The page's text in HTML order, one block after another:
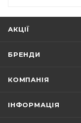
АКЦІЇ
БРЕНДИ
КОМПАНІЯ
ІНФОРМАЦІЯ